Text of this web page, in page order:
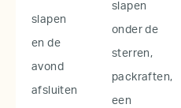
slapen
en de
avond
afsluiten
slapen
onder de
sterren,
packraften,
een